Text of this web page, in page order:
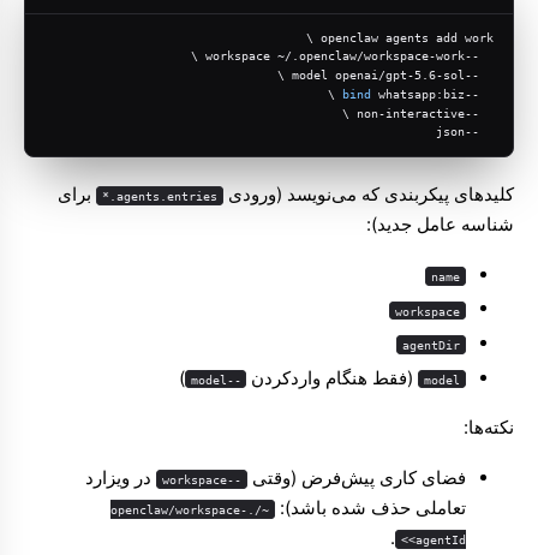
openclaw agents add work \
bind whatsapp:biz \
کلیدهای پیکربندی که می‌نویسد (ورودی agents.entries.*
برای
شناسه عامل جدید):
name
workspace
agentDir
model (فقط هنگام واردکردن --model
)
نکته‌ها:
فضای کاری پیش‌فرض (وقتی --workspace
در ویزارد
تعاملی حذف شده باشد):
~/.openclaw/workspace-
<agentId>
.